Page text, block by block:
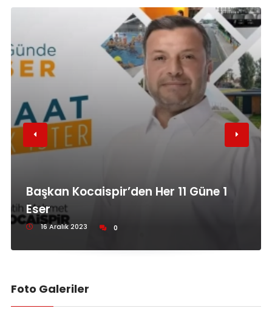
Başkan Kocaispir’den Her 11 Güne 1
Eser
16 Aralık 2023 0
Foto Galeriler